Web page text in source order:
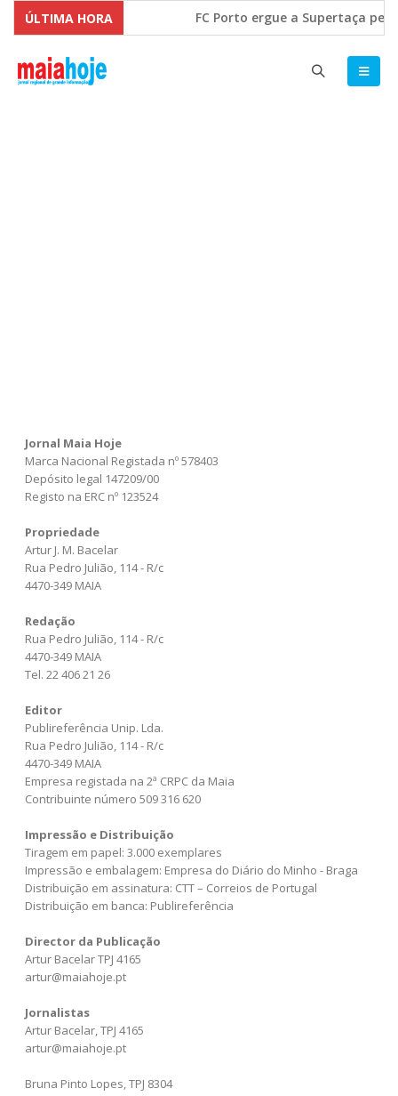
ÚLTIMA HORA FC Porto ergue a Supertaça
Comissão Europeia quer ouvir
Jornal Maia Hoje
Marca Nacional Registada nº 578403
Depósito legal 147209/00
Registo na ERC nº 123524
Propriedade
Artur J. M. Bacelar
Rua Pedro Julião, 114 - R/c
4470-349 MAIA
Redação
Rua Pedro Julião, 114 - R/c
4470-349 MAIA
Tel. 22 406 21 26
Editor
Publireferência Unip. Lda.
Rua Pedro Julião, 114 - R/c
4470-349 MAIA
Empresa registada na 2ª CRPC da Maia
Contribuinte número 509 316 620
Impressão e Distribuição
Tiragem em papel: 3.000 exemplares
Impressão e embalagem: Empresa do Diário do Minho - Braga
Distribuição em assinatura: CTT – Correios de Portugal
Distribuição em banca: Publireferência
Director da Publicação
Artur Bacelar TPJ 4165
artur@maiahoje.pt
Jornalistas
Artur Bacelar, TPJ 4165
artur@maiahoje.pt
Bruna Pinto Lopes, TPJ 8304